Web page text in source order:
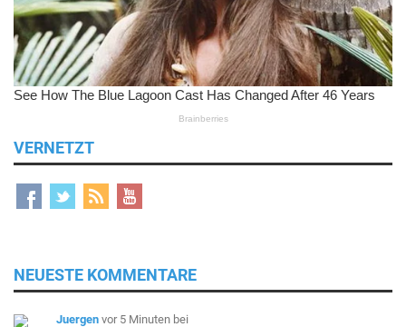
VERNETZT
NEUESTE KOMMENTARE
Juergen vor 5 Minuten bei